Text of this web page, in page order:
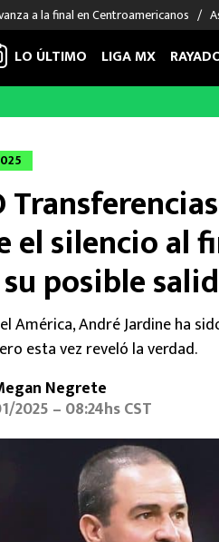
a la final en Centroamericanos
INTERNACIONAL
Mexicana
League
League
Madrid
MEXICANOS
Memo Ochoa
Chino Huerta
Edson Álvarez
Santiago
LO ÚLTIMO LIGA MX
el silencio al
posible
América, André Jardine ha
esta vez reveló la verdad.
Negrete
2025 – 08:24hs CST